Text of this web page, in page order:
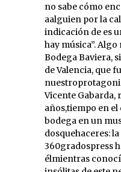
no sabe cómo
aalguien por la
indicación de es
hay música”.
Bodega Baviera,
de Valencia, que
Vicente Gabarda,
años,tiempo en
bodega en un
dosquehaceres:
360gradospress
élmientras